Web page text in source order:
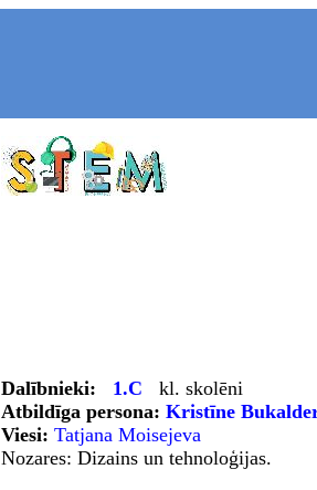
Dalībnieki: 1.C
kl. skolēni
Atbildīga persona: Kristīne
Viesi: Tatjana Moisejeva
Nozares: Dizains un tehnoloģijas.